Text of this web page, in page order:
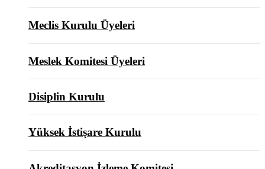
Meclis Kurulu Üyeleri
Meslek Komitesi Üyeleri
Disiplin Kurulu
Yüksek İstişare Kurulu